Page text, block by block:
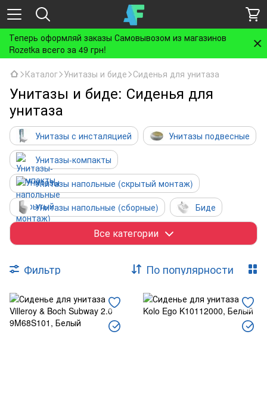
Теперь оформляй заказы Самовывозом из магазинов
Rozetka всего за 49 грн!
Каталог Унитазы и биде Сиденья для унитаза
Унитазы и биде: Сиденья для
унитаза
Унитазы с инсталяцией
Унитазы подвесные
Унитазы-компакты
Унитазы напольные (скрытый монтаж)
Унитазы напольные (сборные)
Биде
Биде с инсталляцией
Писсуары
Бачки для унитазов и чаши Генуя
Сиденья для унитаза
Сиденья для биде / писсуаров
Все категории
Фильтр По популярности